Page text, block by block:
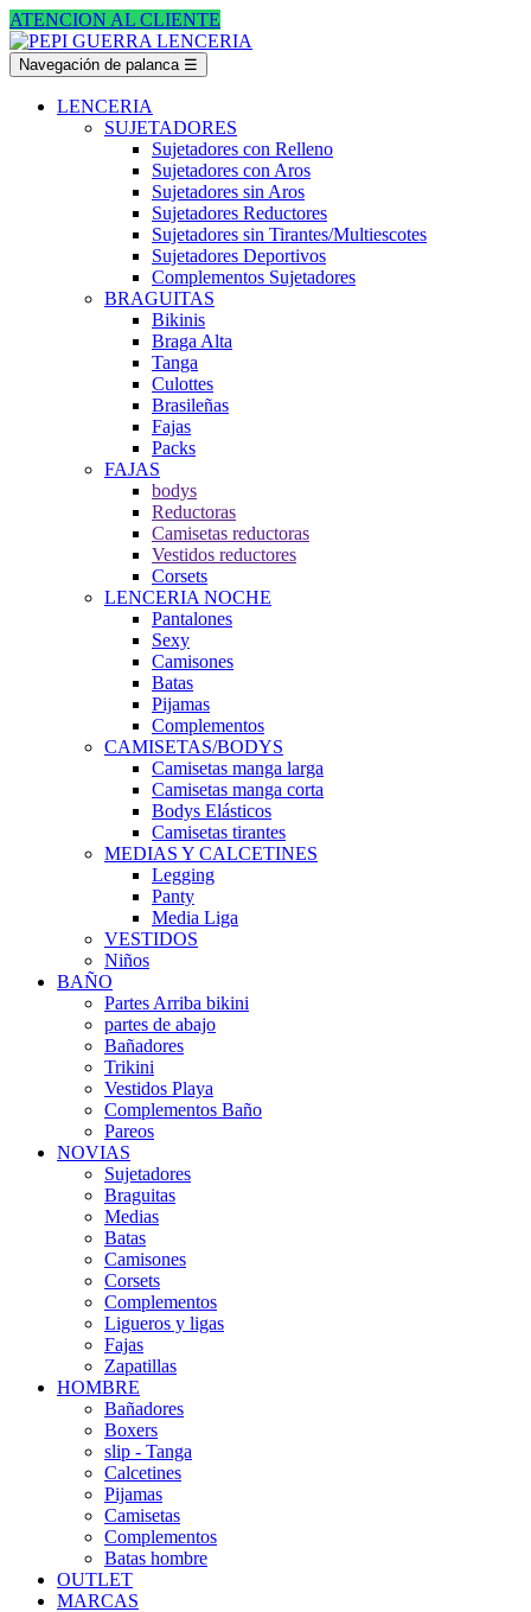
ATENCION AL CLIENTE
Navegación de palanca ☰
LENCERIA
SUJETADORES
Sujetadores con Relleno
Sujetadores con Aros
Sujetadores sin Aros
Sujetadores Reductores
Sujetadores sin Tirantes/Multiescotes
Sujetadores Deportivos
Complementos Sujetadores
BRAGUITAS
Bikinis
Braga Alta
Tanga
Culottes
Brasileñas
Fajas
Packs
FAJAS
bodys
Reductoras
Camisetas reductoras
Vestidos reductores
Corsets
LENCERIA NOCHE
Pantalones
Sexy
Camisones
Batas
Pijamas
Complementos
CAMISETAS/BODYS
Camisetas manga larga
Camisetas manga corta
Bodys Elásticos
Camisetas tirantes
MEDIAS Y CALCETINES
Legging
Panty
Media Liga
VESTIDOS
Niños
BAÑO
Partes Arriba bikini
partes de abajo
Bañadores
Trikini
Vestidos Playa
Complementos Baño
Pareos
NOVIAS
Sujetadores
Braguitas
Medias
Batas
Camisones
Corsets
Complementos
Ligueros y ligas
Fajas
Zapatillas
HOMBRE
Bañadores
Boxers
slip - Tanga
Calcetines
Pijamas
Camisetas
Complementos
Batas hombre
OUTLET
MARCAS